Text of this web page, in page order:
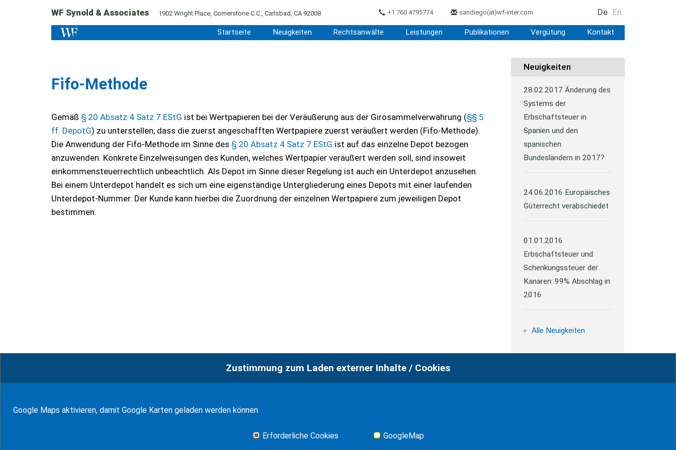
WF Synold & Associates 1902 Wright Place, Cornerstone C.C., Carlsbad, CA 92008 sandiego(at)wf-inter.com
+1 760 4795774 De En
Startseite Neuigkeiten Rechtsanwälte Leistungen Publikationen Vergütung Kontakt
Fifo-Methode
Gemäß § 20 Absatz 4 Satz 7 EStG ist bei Wertpapieren bei der Veräußerung aus der Girosammelverwahrung (§§ 5
ff. DepotG) zu unterstellen, dass die zuerst angeschafften Wertpapiere zuerst veräußert werden (Fifo-Methode).
Die Anwendung der Fifo-Methode im Sinne des § 20 Absatz 4 Satz 7 EStG ist auf das einzelne Depot bezogen
anzuwenden. Konkrete Einzelweisungen des Kunden, welches Wertpapier veräußert werden soll, sind insoweit
einkommensteuerrechtlich unbeachtlich. Als Depot im Sinne dieser Regelung ist auch ein Unterdepot anzusehen.
Bei einem Unterdepot handelt es sich um eine eigenständige Untergliederung eines Depots mit einer laufenden
Unterdepot-Nummer. Der Kunde kann hierbei die Zuordnung der einzelnen Wertpapiere zum jeweiligen Depot
bestimmen.
Neuigkeiten
28.02.2017Änderung des
Systems der
Erbschaftsteuer in
Spanien und den
spanischen
Bundesländern in 2017?
24.06.2016 Europäisches
Güterrecht verabschiedet
01.01.2016
Erbschaftsteuer und
Schenkungssteuer der
Kanaren: 99% Abschlag in
2016
Alle Neuigkeiten
© WF Synold & Associates 2026 Impressum Kontakt Datenschutz
Zustimmung zum Laden externer Inhalte / Cookies
Google Maps aktivieren, damit Google Karten geladen werden können.
Erforderliche Cookies GoogleMap